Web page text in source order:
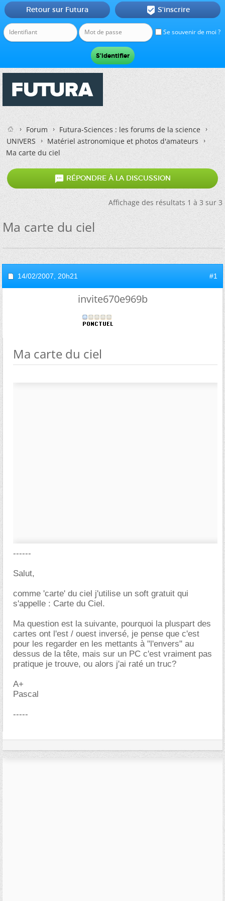
Se souvenir de moi ?
Retour sur Futura  S'inscrire
Forum
Futura-Sciences : les forums de la science
UNIVERS
Matériel astronomique et photos d'amateurs
Ma carte du ciel
 RÉPONDRE À LA DISCUSSION
Affichage des résultats 1 à 3 sur 3
Ma carte du ciel
14/02/2007, 20h21 #1
invite670e969b
Ma carte du ciel
------
Salut,
comme 'carte' du ciel j'utilise un soft gratuit qui
s'appelle : Carte du Ciel.
Ma question est la suivante, pourquoi la pluspart des
cartes ont l'est / ouest inversé, je pense que c'est
pour les regarder en les mettants à "l'envers" au
dessus de la tête, mais sur un PC c'est vraiment pas
pratique je trouve, ou alors j'ai raté un truc?
A+
Pascal
-----